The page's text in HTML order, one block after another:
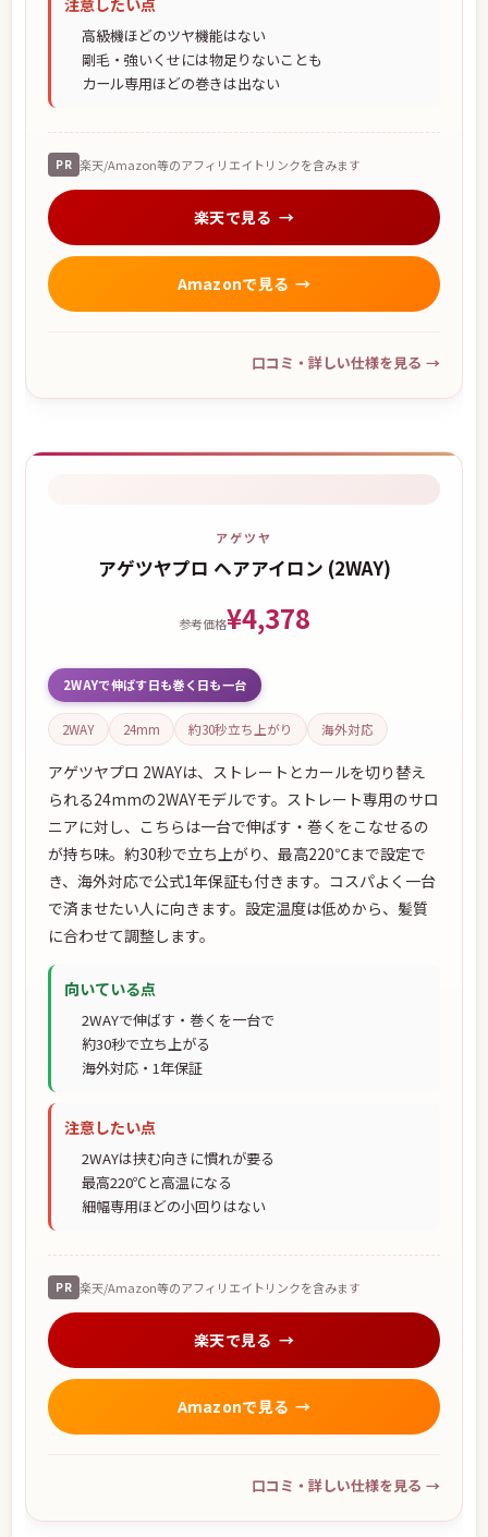
注意したい点
高級機ほどのツヤ機能はない
剛毛・強いくせには物足りないことも
カール専用ほどの巻きは出ない
PR 楽天/Amazon等のアフィリエイトリンクを含みます
楽天で見る
Amazonで見る
口コミ・詳しい仕様を見る →
アゲツヤ
アゲツヤプロ ヘアアイロン (2WAY)
参考価格¥4,378
2WAYで伸ばす日も巻く日も一台
2WAY 24mm 約30秒立ち上がり 海外対応
アゲツヤプロ 2WAYは、ストレートとカールを切り替え
られる24mmの2WAYモデルです。ストレート専用のサロ
ニアに対し、こちらは一台で伸ばす・巻くをこなせるの
が持ち味。約30秒で立ち上がり、最高220℃まで設定で
き、海外対応で公式1年保証も付きます。コスパよく一台
で済ませたい人に向きます。設定温度は低めから、髪質
に合わせて調整します。
向いている点
2WAYで伸ばす・巻くを一台で
約30秒で立ち上がる
海外対応・1年保証
注意したい点
2WAYは挟む向きに慣れが要る
最高220℃と高温になる
細幅専用ほどの小回りはない
PR 楽天/Amazon等のアフィリエイトリンクを含みます
楽天で見る
Amazonで見る
口コミ・詳しい仕様を見る →